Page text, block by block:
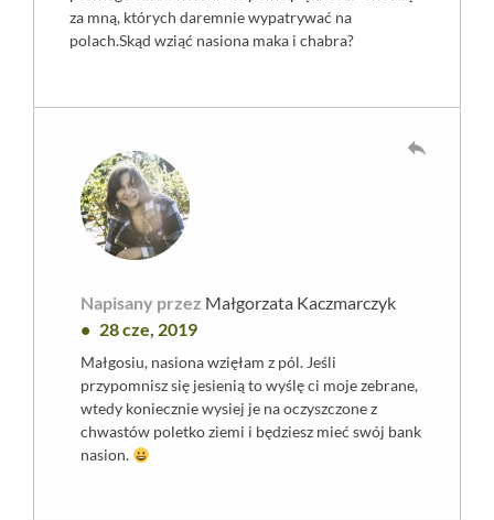
za mną, których daremnie wypatrywać na
polach.Skąd wziąć nasiona maka i chabra?
Napisany przez Małgorzata Kaczmarczyk
28 cze, 2019
Małgosiu, nasiona wzięłam z pól. Jeśli
przypomnisz się jesienią to wyślę ci moje zebrane,
wtedy koniecznie wysiej je na oczyszczone z
chwastów poletko ziemi i będziesz mieć swój bank
nasion.
reply